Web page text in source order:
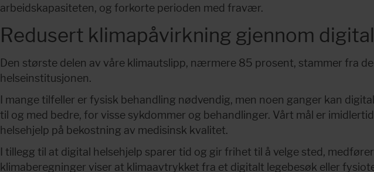
arbeidskapasiteten, og forkorte perioden med fravær.
Redusert klimapåvirkning gjennom
Den største delen av våre klimautslipp, nærmere 85 prosent, stammer fra
helseinstitusjonen.
I mange tilfeller er fysisk behandling nødvendig, men noen ganger kan
til og med bedre, for visse sykdommer og behandlinger. Vårt mål er
helsehjelp på bekostning av medisinsk kvalitet.
I tillegg til at digital helsehjelp sparer tid og gir frihet til å velge sted,
klimaberegninger viser at klimaavtrykket fra et digitalt legebesøk eller